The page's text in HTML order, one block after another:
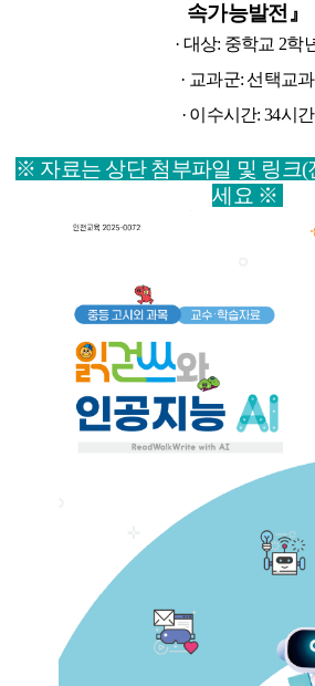
속가능발전』
· 대상: 중학교 2학
· 교과군: 선택교과
· 이수시간: 34시간
※ 자료는 상단 첨부파일 및 링크(
세요 ※